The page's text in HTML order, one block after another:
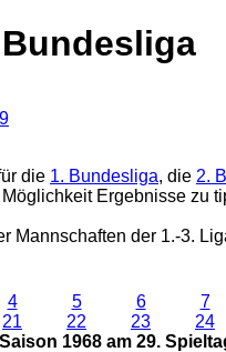
die 1. Bundesliga, die 2.
Ergebnisse zu
Mannschaften der 1.-3.
4 5 6 7
21 22 23 24
1968 am 29.